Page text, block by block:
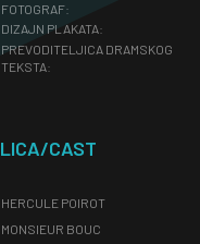
FOTOGRAF:
DIZAJN PLAKATA:
PREVODITELJICA DRAMSKOG
TEKSTA:
LICA/CAST
HERCULE POIROT
MONSIEUR BOUC